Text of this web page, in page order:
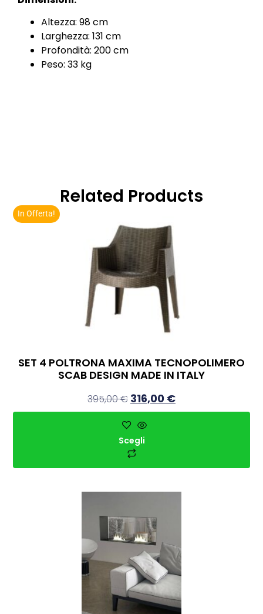
Altezza: 98 cm
Larghezza: 131 cm
Profondità: 200 cm
Peso: 33 kg
Related Products
In Offerta!
SET 4 POLTRONA MAXIMA TECNOPOLIMERO
SCAB DESIGN MADE IN ITALY
395,00€ 316,00 €
Scegli